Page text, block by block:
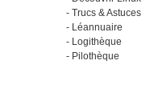
Trucs & Astuces
Léannuaire
Logithèque
Pilothèque